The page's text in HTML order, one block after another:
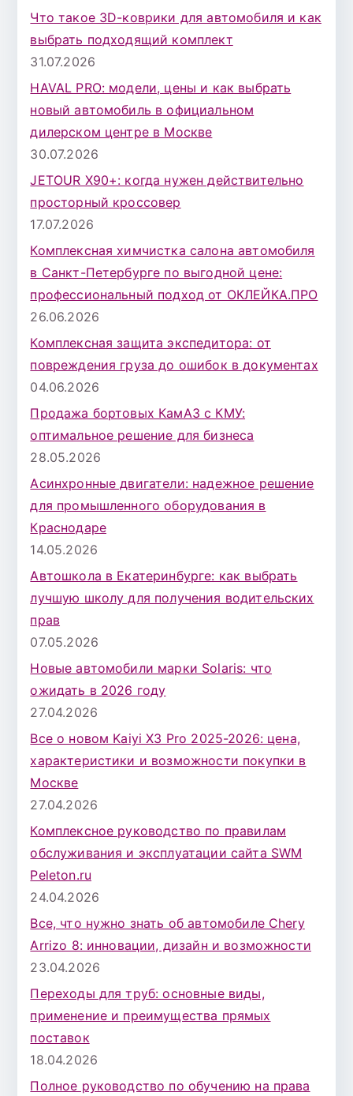
Что такое 3D-коврики для автомобиля и как
выбрать подходящий комплект
31.07.2026
HAVAL PRO: модели, цены и как выбрать
новый автомобиль в официальном
дилерском центре в Москве
30.07.2026
JETOUR X90+: когда нужен действительно
просторный кроссовер
17.07.2026
Комплексная химчистка салона автомобиля
в Санкт-Петербурге по выгодной цене:
профессиональный подход от ОКЛЕЙКА.ПРО
26.06.2026
Комплексная защита экспедитора: от
повреждения груза до ошибок в документах
04.06.2026
Продажа бортовых КамАЗ с КМУ:
оптимальное решение для бизнеса
28.05.2026
Асинхронные двигатели: надежное решение
для промышленного оборудования в
Краснодаре
14.05.2026
Автошкола в Екатеринбурге: как выбрать
лучшую школу для получения водительских
прав
07.05.2026
Новые автомобили марки Solaris: что
ожидать в 2026 году
27.04.2026
Все о новом Kaiyi X3 Pro 2025-2026: цена,
характеристики и возможности покупки в
Москве
27.04.2026
Комплексное руководство по правилам
обслуживания и эксплуатации сайта SWM
Peleton.ru
24.04.2026
Все, что нужно знать об автомобиле Chery
Arrizo 8: инновации, дизайн и возможности
23.04.2026
Переходы для труб: основные виды,
применение и преимущества прямых
поставок
18.04.2026
Полное руководство по обучению на права